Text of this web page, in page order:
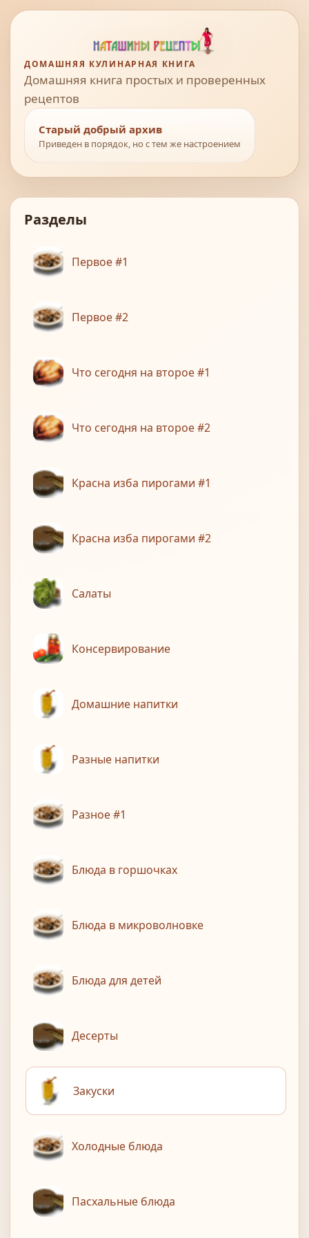
ДОМАШНЯЯ КУЛИНАРНАЯ КНИГА
Домашняя книга простых и проверенных
рецептов
Старый добрый архив
Приведен в порядок, но с тем же настроением
Разделы
Первое #1
Первое #2
Что сегодня на второе #1
Что сегодня на второе #2
Красна изба пирогами #1
Красна изба пирогами #2
Салаты
Консервирование
Домашние напитки
Разные напитки
Разное #1
Блюда в горшочках
Блюда в микроволновке
Блюда для детей
Десерты
Закуски
Холодные блюда
Пасхальные блюда